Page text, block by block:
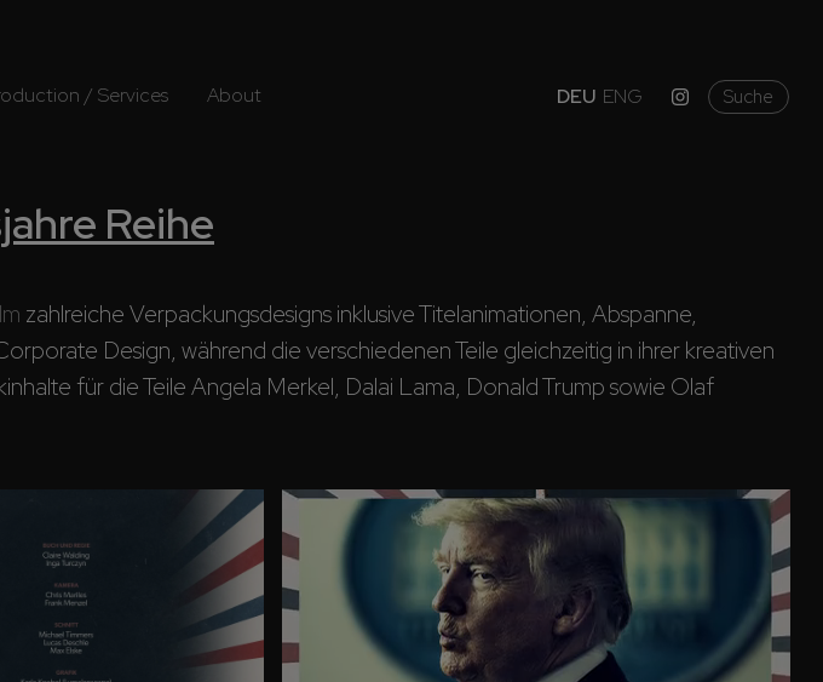
/ Services About DEU ENG Suche
Reihe
zahlreiche Verpackungsdesigns inklusive Titelanimationen, Abspanne,
Design, während die verschiedenen Teile gleichzeitig in ihrer kreativen
für die Teile Angela Merkel, Dalai Lama, Donald Trump sowie Olaf